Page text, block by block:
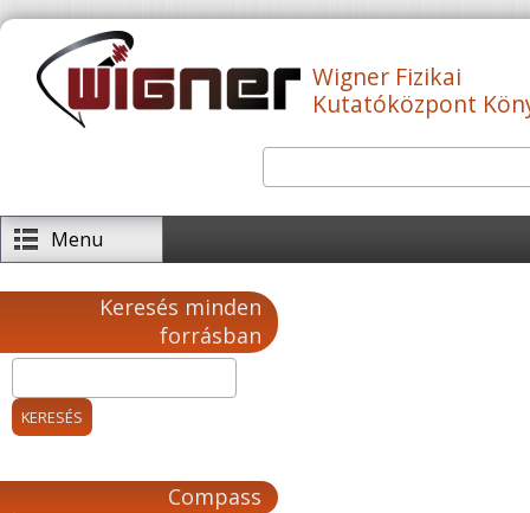
Ugrás a tartalomra
Wigner Fizikai
Kutatóközpont
Keresés űrlap
Menu
Keresés minden
forrásban
Compass